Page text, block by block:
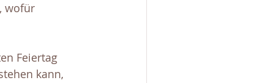
wofür
Feiertag
kann,